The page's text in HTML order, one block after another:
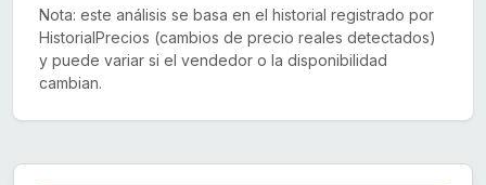
Nota: este análisis se basa en el historial registrado por
HistorialPrecios (cambios de precio reales detectados)
y puede variar si el vendedor o la disponibilidad
cambian.